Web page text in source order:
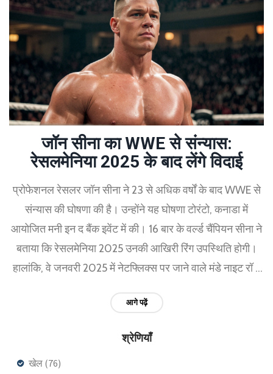
जॉन सीना का WWE से संन्यास:
रेसलमेनिया 2025 के बाद लेंगे विदाई
प्रोफेशनल रेसलर जॉन सीना ने 23 से अधिक वर्षों के बाद WWE से
संन्यास की घोषणा की है। उन्होंने यह घोषणा टोरंटो, कनाडा में
आयोजित मनी इन द बैंक इवेंट में की। 16 बार के वर्ल्ड चैंपियन सीना ने
बताया कि रेसलमेनिया 2025 उनकी आखिरी रिंग उपस्थिति होगी।
हालांकि, वे जनवरी 2025 में नेटफ्लिक्स पर जाने वाले मंडे नाइट रॉ में
आगे पढ़ें
श्रेणियाँ
खेल (76)